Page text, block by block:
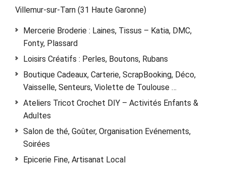
Villemur-sur-Tarn (31 Haute Garonne)
Mercerie Broderie : Laines, Tissus – Katia, DMC,
Fonty, Plassard
Loisirs Créatifs : Perles, Boutons, Rubans
Boutique Cadeaux, Carterie, ScrapBooking, Déco,
Vaisselle, Senteurs, Violette de Toulouse …
Ateliers Tricot Crochet DIY – Activités Enfants &
Adultes
Salon de thé, Goûter, Organisation Evénements,
Soirées
Epicerie Fine, Artisanat Local